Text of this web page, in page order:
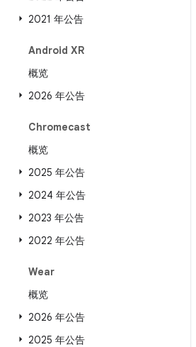
2021 年公告
Android XR
概览
2026 年公告
Chromecast
概览
2025 年公告
2024 年公告
2023 年公告
2022 年公告
Wear
概览
2026 年公告
2025 年公告